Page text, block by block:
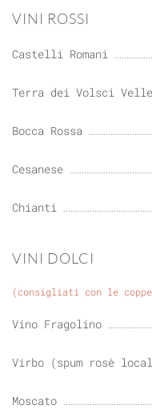
VINI ROSSI
Castelli Romani
Terra dei Volsci
Bocca Rossa
Cesanese
Chianti
VINI DOLCI
(consigliati con le
Vino Fragolino
Virbo (spum rosè
Moscato